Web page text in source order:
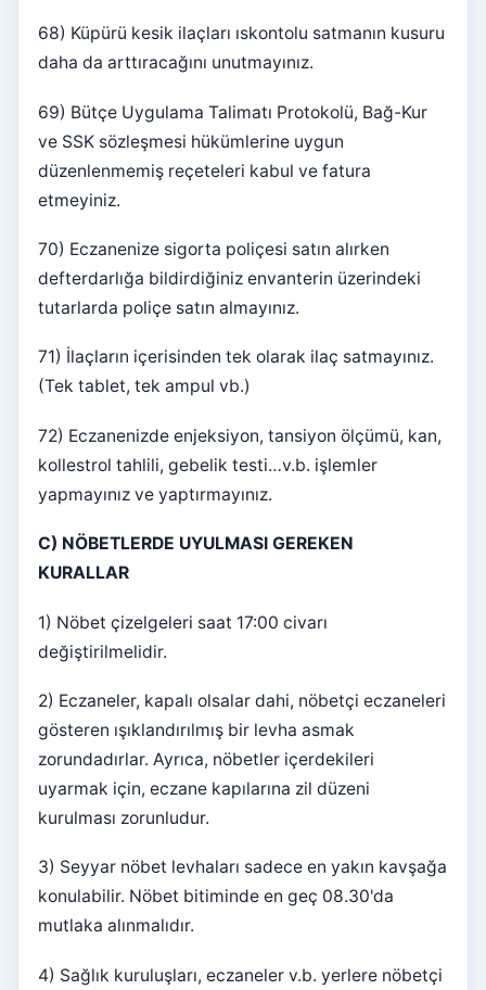
68) Küpürü kesik ilaçları ıskontolu satmanın kusuru
daha da arttıracağını unutmayınız.
69) Bütçe Uygulama Talimatı Protokolü, Bağ-Kur
ve SSK sözleşmesi hükümlerine uygun
düzenlenmemiş reçeteleri kabul ve fatura
etmeyiniz.
70) Eczanenize sigorta poliçesi satın alırken
defterdarlığa bildirdiğiniz envanterin üzerindeki
tutarlarda poliçe satın almayınız.
71) İlaçların içerisinden tek olarak ilaç satmayınız.
(Tek tablet, tek ampul vb.)
72) Eczanenizde enjeksiyon, tansiyon ölçümü, kan,
kollestrol tahlili, gebelik testi…v.b. işlemler
yapmayınız ve yaptırmayınız.
C) NÖBETLERDE UYULMASI GEREKEN
KURALLAR
1) Nöbet çizelgeleri saat 17:00 civarı
değiştirilmelidir.
2) Eczaneler, kapalı olsalar dahi, nöbetçi eczaneleri
gösteren ışıklandırılmış bir levha asmak
zorundadırlar. Ayrıca, nöbetler içerdekileri
uyarmak için, eczane kapılarına zil düzeni
kurulması zorunludur.
3) Seyyar nöbet levhaları sadece en yakın kavşağa
konulabilir. Nöbet bitiminde en geç 08.30'da
mutlaka alınmalıdır.
4) Sağlık kuruluşları, eczaneler v.b. yerlere nöbetçi